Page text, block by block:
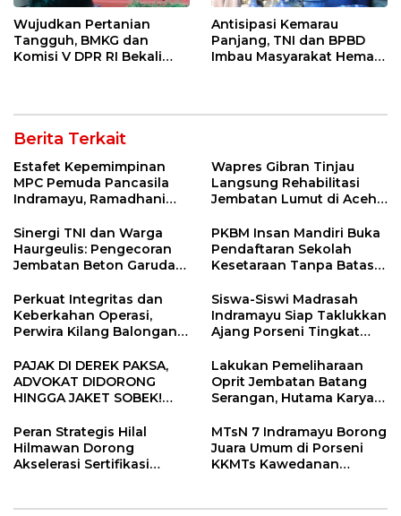
Wujudkan Pertanian
Tangguh, BMKG dan
Komisi V DPR RI Bekali
Antisipasi Kemarau
Panjang, TNI dan BPBD
Imbau Masyarakat Hemat
Berita Terkait
Estafet Kepemimpinan
MPC Pemuda Pancasila
Indramayu, Ramadhani
Pimpin Organisasi Lewat
Muscablub
Wapres Gibran Tinjau
Langsung Rehabilitasi
Jembatan Lumut di Aceh
Konektivitas Pulih Cepat
Sinergi TNI dan Warga
Haurgeulis: Pengecoran
Jembatan Beton Garuda
PKBM Insan Mandiri Buka
Pendaftaran Sekolah
Kesetaraan Tanpa Batas
Perkuat Integritas dan
Keberkahan Operasi,
Perwira Kilang Balongan
Siswa-Siswi Madrasah
Indramayu Siap Taklukkan
Ajang Porseni Tingkat
PAJAK DI DEREK PAKSA,
ADVOKAT DIDORONG
HINGGA JAKET SOBEK!
Ngamuk Kepung Polresta
Pekanbaru!
Lakukan Pemeliharaan
Oprit Jembatan Batang
Serangan, Hutama Karya
55 Tol Binjai–Langsa
Peran Strategis Hilal
Hilmawan Dorong
Akselerasi Sertifikasi
Indramayu
MTsN 7 Indramayu Borong
Juara Umum di Porseni
KKMTs Kawedanan